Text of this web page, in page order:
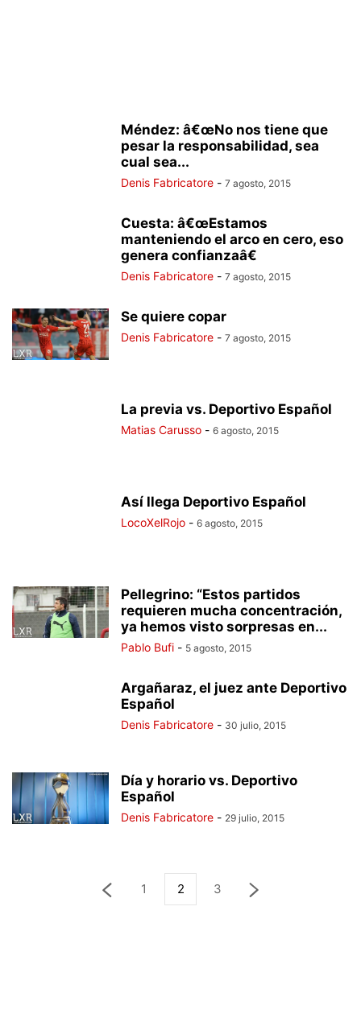
Méndez: â€œNo nos tiene que
pesar la responsabilidad, sea
cual sea...
Denis Fabricatore - 7 agosto, 2015
Cuesta: â€œEstamos
manteniendo el arco en cero, eso
genera confianzaâ€
Denis Fabricatore - 7 agosto, 2015
Se quiere copar
Denis Fabricatore - 7 agosto, 2015
La previa vs. Deportivo Español
Matias Carusso - 6 agosto, 2015
Así llega Deportivo Español
LocoXelRojo - 6 agosto, 2015
Pellegrino: “Estos partidos
requieren mucha concentración,
ya hemos visto sorpresas en...
Pablo Bufi - 5 agosto, 2015
Argañaraz, el juez ante Deportivo
Español
Denis Fabricatore - 30 julio, 2015
Día y horario vs. Deportivo
Español
Denis Fabricatore - 29 julio, 2015
1 2 3